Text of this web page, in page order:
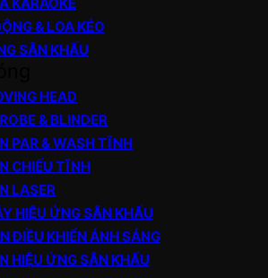
& LOA KÉO
SÂN KHẤU
HEAD
& BLINDER
PAR & WASH TĨNH
CHIẾU TĨNH
LASER
HIỆU ỨNG SÂN KHẤU
ĐIỀU KHIỂN ÁNH SÁNG
HIỆU ỨNG SÂN KHẤU